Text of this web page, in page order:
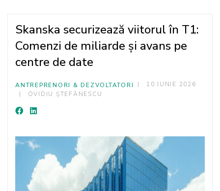
Skanska securizează viitorul în T1:
Comenzi de miliarde și avans pe
centre de date
ANTREPRENORI & DEZVOLTATORI
10 IUNIE 2026
OVIDIU ȘTEFĂNESCU